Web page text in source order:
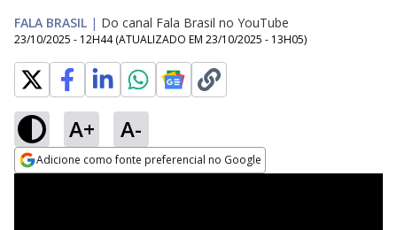
FALA BRASIL | Do canal Fala Brasil no YouTube
23/10/2025 - 12H44 (ATUALIZADO EM 23/10/2025 - 13H05)
A+ A-
Adicione como fonte preferencial no Google